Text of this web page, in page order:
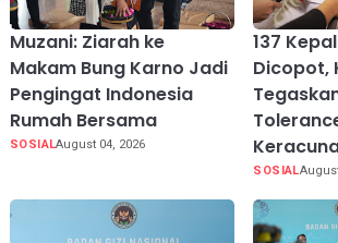
Muzani: Ziarah ke
Makam Bung Karno Jadi
Pengingat Indonesia
Rumah Bersama
SOSIALAugust 04, 2026
137
Dicopot,
SOSIAL